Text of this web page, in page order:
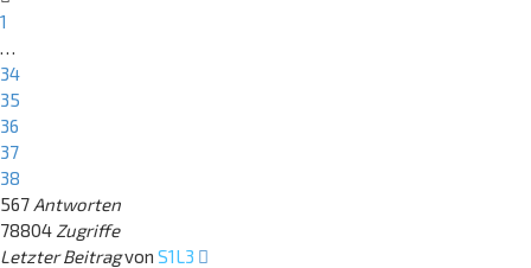
1
…
34
35
36
37
38
567 Antworten
78804 Zugriffe
Letzter Beitragvon S1L3